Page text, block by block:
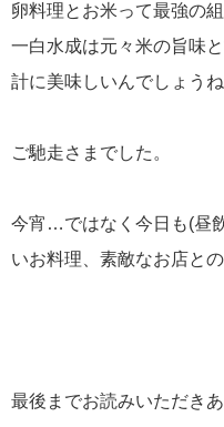
卵料理とお米って最強の
一白水成は元々米の旨味
計に美味しいんでしょうね
ご馳走さまでした。
今宵…ではなく今日も(昼
いお料理、素敵なお店と
最後までお読みいただき